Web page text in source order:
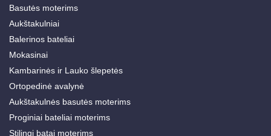
Basutės moterims
Aukštakulniai
Balerinos bateliai
Mokasinai
Kambarinės ir Lauko šlepetės
Ortopedinė avalynė
Aukštakulnės basutės moterims
Proginiai bateliai moterims
Stilingi batai moterims